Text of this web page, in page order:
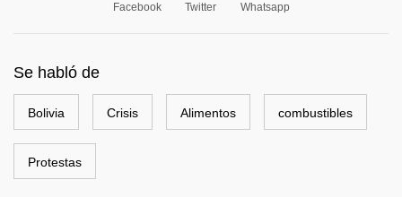
Facebook Twitter Whatsapp
Se habló de
Bolivia Crisis Alimentos combustibles
Protestas